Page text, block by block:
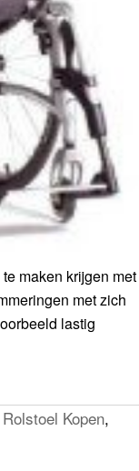
maken krijgen met
met zich
lastig
Rolstoel Kopen,